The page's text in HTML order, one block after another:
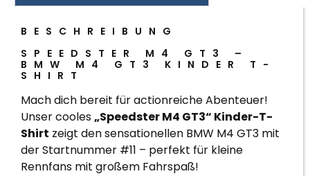
BESCHREIBUNG
SPEEDSTER M4 GT3 –
BMW M4 GT3 KINDER T-
SHIRT
Mach dich bereit für actionreiche Abenteuer!
Unser cooles„Speedster M4 GT3“ Kinder-T-
Shirt zeigt den sensationellen BMW M4 GT3 mit
der Startnummer #11 – perfekt für kleine
Rennfans mit großem Fahrspaß!